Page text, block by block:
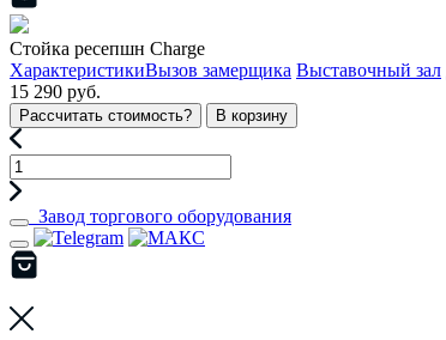
Стойка ресепшн Charge
ХарактеристикиВызов замерщика Выставочный зал
15 290 руб.
Рассчитать стоимость? В корзину
Завод торгового оборудования